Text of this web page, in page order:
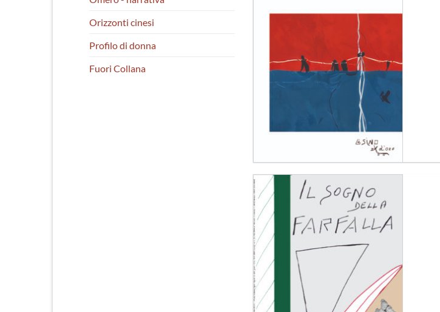
Orizzonti cinesi
Profilo di donna
Fuori Collana
Aggiungi
alla lista
dei
desideri